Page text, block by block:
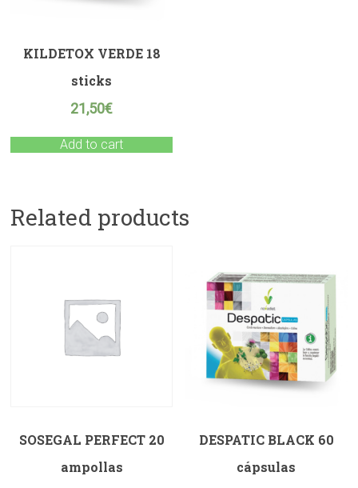
KILDETOX VERDE 18
sticks
21,50€
Add to cart
Related products
SOSEGAL PERFECT 20
ampollas
DESPATIC BLACK 60
cápsulas